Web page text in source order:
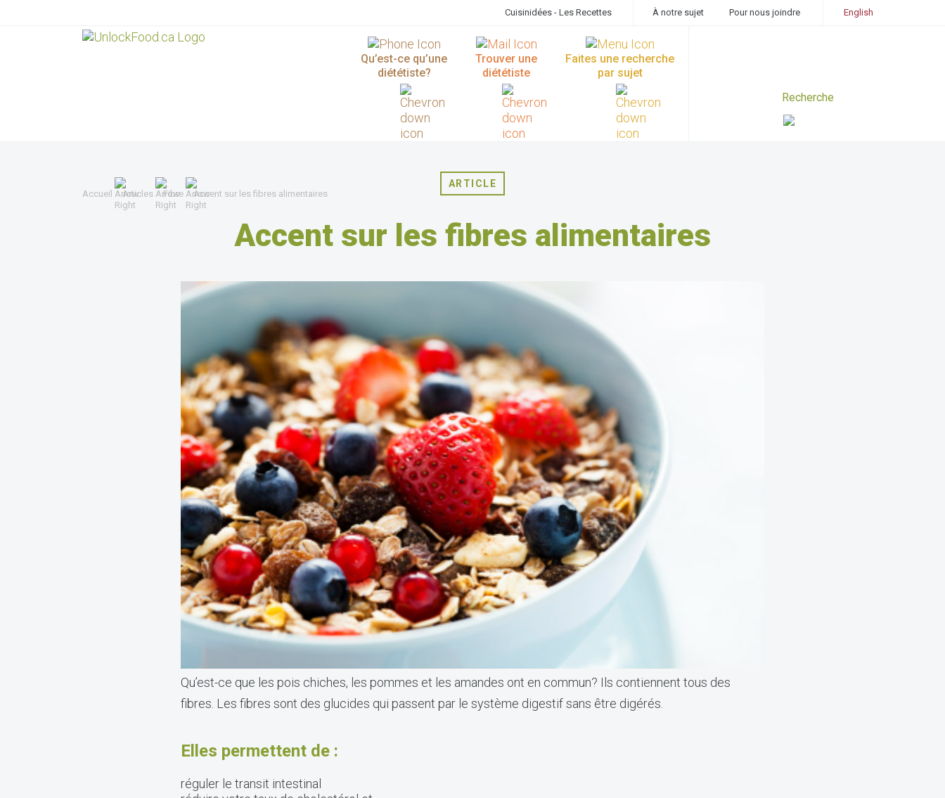
Cuisinidées - Les Recettes À notre sujet Pour nous joindre English
Qu’est-ce qu’une
diététiste?
Trouver une
diététiste
Faites une recherche
par sujet
Accueil Articles Fibre Accent sur les fibres alimentaires
ARTICLE
Accent sur les fibres alimentaires
Qu’est-ce que les pois chiches, les pommes et les amandes ont en commun? Ils contiennent tous des
fibres. Les fibres sont des glucides qui passent par le système digestif sans être digérés.
Elles permettent de :
réguler le transit intestinal